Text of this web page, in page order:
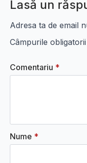
Lasă un
Adresa ta de email
Câmpurile
Comentariu *
Nume *